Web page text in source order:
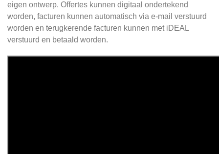
eigen ontwerp. Offertes kunnen digitaal ondertekend
worden, facturen kunnen automatisch via e-mail verstuurd
worden en terugkerende facturen kunnen met iDEAL
verstuurd en betaald worden.